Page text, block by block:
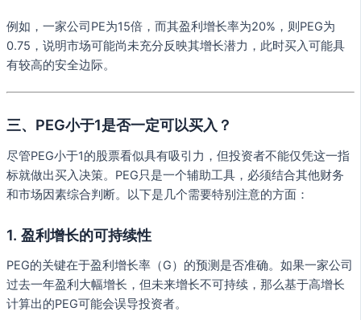
例如，一家公司PE为15倍，而其盈利增长率为20%，则PEG为
0.75，说明市场可能尚未充分反映其增长潜力，此时买入可能具
有较高的安全边际。
三、PEG小于1是否一定可以买入？
尽管PEG小于1的股票看似具有吸引力，但投资者不能仅凭这一指
标就做出买入决策。PEG只是一个辅助工具，必须结合其他财务
和市场因素综合判断。以下是几个需要特别注意的方面：
1. 盈利增长的可持续性
PEG的关键在于盈利增长率（G）的预测是否准确。如果一家公司
过去一年盈利大幅增长，但未来增长不可持续，那么基于高增长
计算出的PEG可能会误导投资者。